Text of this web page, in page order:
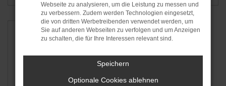
Webseite zu analysieren, um die Leistung zu messen und
zu verbessern. Zudem werden Technologien eingesetzt,
die von dritten Werbetreibenden verwendet werden, um
Sie auf anderen Webseiten zu verfolgen und um Anzeigen
zu schalten, die für Ihre Interessen relevant sind.
Speichern
Optionale Cookies ablehnen